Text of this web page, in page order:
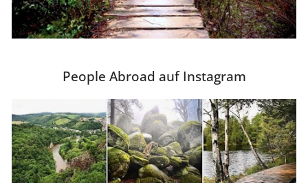
People Abroad auf Instagram